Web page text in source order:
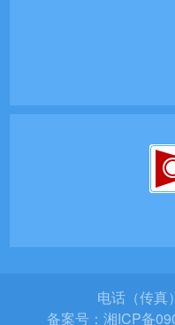
电话（传真
备案号： 湘ICP备